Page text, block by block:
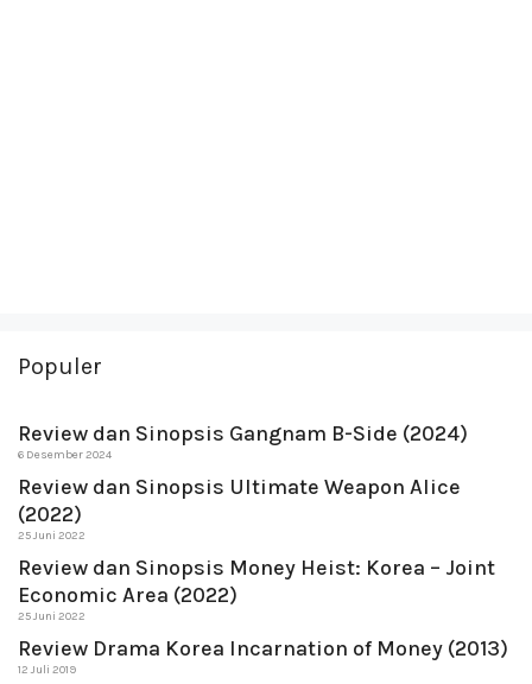
Populer
Review dan Sinopsis Gangnam B-Side (2024)
6 Desember 2024
Review dan Sinopsis Ultimate Weapon Alice
(2022)
25 Juni 2022
Review dan Sinopsis Money Heist: Korea – Joint
Economic Area (2022)
25 Juni 2022
Review Drama Korea Incarnation of Money (2013)
12 Juli 2019